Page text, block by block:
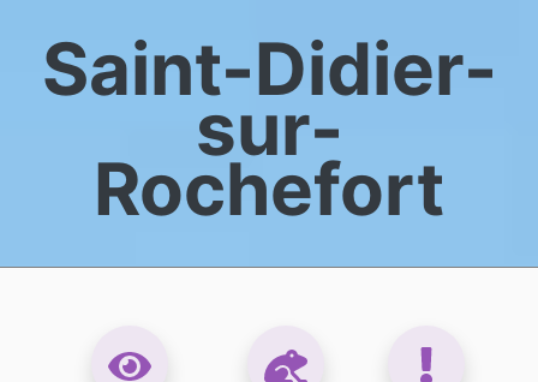
Saint-Didier-
sur-
Rochefort